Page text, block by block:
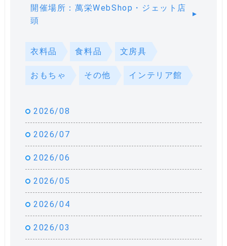
開催場所：萬栄WebShop・ジェット店
頭
衣料品 食料品 文房具
おもちゃ その他 インテリア館
2026/08
2026/07
2026/06
2026/05
2026/04
2026/03